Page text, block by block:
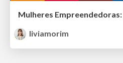
liviamorim